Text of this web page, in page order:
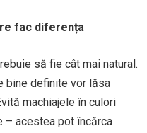
fac diferența
să fie cât mai natural.
bine definite vor lăsa
machiajele în culori
– acestea pot încărca